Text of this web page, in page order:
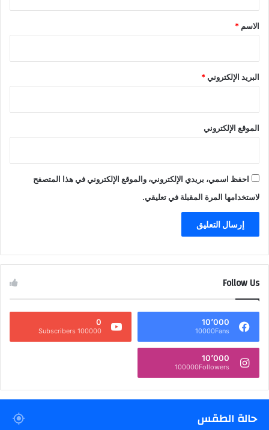
*
الاسم *
البريد الإلكتروني*
الموقع الإلكتروني
احفظ اسمي، بريدي الإلكتروني، والموقع الإلكتروني في هذا المتصفح
لاستخدامها المرة المقبلة في تعليقي.
Follow Us
10٬000
10000Fans
0
100000 Subscribers
10٬000
100000Followers
حالة الطقس